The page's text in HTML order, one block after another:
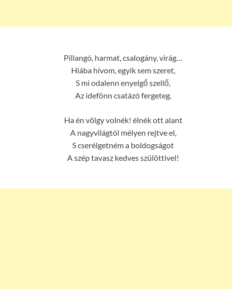
Pillangó, harmat, csalogány, virág…
Hiába hívom, egyik sem szeret,
S mi odalenn enyelgő szellő,
Az idefönn csatázó fergeteg.
Ha én völgy volnék! élnék ott alant
A nagyvilágtól mélyen rejtve el,
S cserélgetném a boldogságot
A szép tavasz kedves szülöttivel!